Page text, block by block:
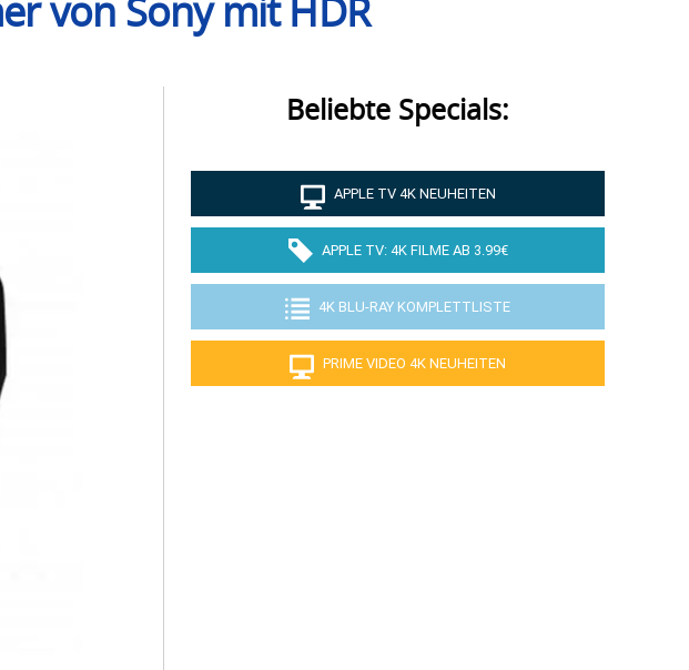
von Sony mit HDR
Beliebte Specials:
APPLE TV 4K NEUHEITEN
APPLE TV: 4K FILME AB 3.99€
4K BLU-RAY KOMPLETTLISTE
PRIME VIDEO 4K NEUHEITEN